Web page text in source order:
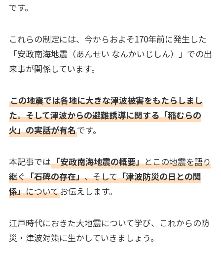
です。
これらの制定には、今からおよそ170年前に発生した
「安政南海地震（あんせい なんかいじしん）」での出
来事が関係しています。
この地震では各地に大きな津波被害をもたらしまし
た。そして津波からの避難誘導に関する「稲むらの
火」の実話が有名です。
本記事では「安政南海地震の概要」とこの地震を語り
継ぐ「石碑の存在」、そして「津波防災の日との関
係」についてお伝えします。
江戸時代におきた大地震について学び、これからの防
災・津波対策に生かしていきましょう。